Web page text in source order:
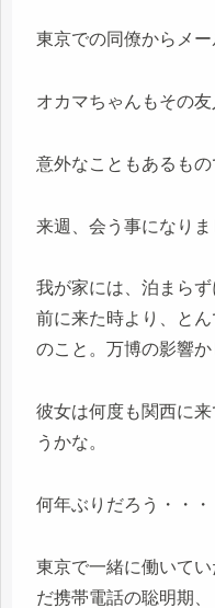
東京での同僚からメー
オカマちゃんもその友
意外なこともあるもの
来週、会う事になりま
我が家には、泊まらず
前に来た時より、と
のこと。万博の影響か
彼女は何度も関西に
うかな。
何年ぶりだろう・・・
東京で一緒に働いて
だ携帯電話の聡明期、